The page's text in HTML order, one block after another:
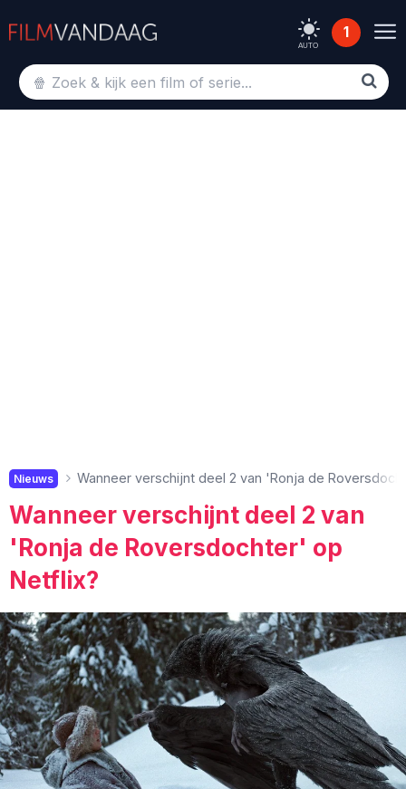
AUTO
1
Nieuws Wanneer verschijnt deel 2 van 'Ronja de
Wanneer verschijnt deel 2 van
'Ronja de Roversdochter' op
Netflix?